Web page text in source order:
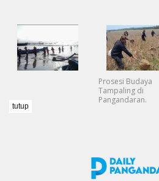
Prosesi Budaya
Tampaling di
Pangandaran.
tutup